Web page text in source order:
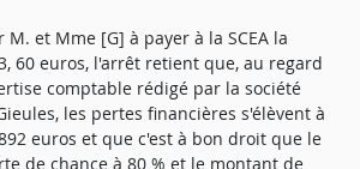
et Mme [G] à payer à la SCEA la
60 euros, l'arrêt retient que, au regard
comptable rédigé par la société
les pertes financières s'élèvent à
euros et que c'est à bon droit que le
de chance à 80 % et le montant de